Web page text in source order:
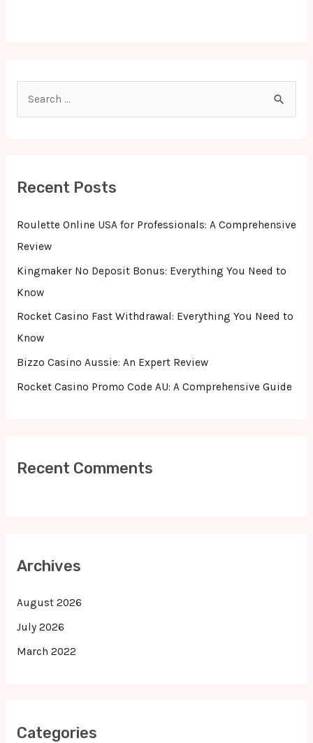
f
o
Recent Posts
Roulette Online USA for Professionals: A Comprehensive
Review
Kingmaker No Deposit Bonus: Everything You Need to
Know
Rocket Casino Fast Withdrawal: Everything You Need to
Know
Bizzo Casino Aussie: An Expert Review
Rocket Casino Promo Code AU: A Comprehensive Guide
Recent Comments
Archives
August 2026
July 2026
March 2022
Categories